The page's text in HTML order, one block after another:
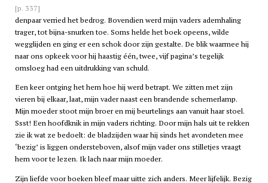
[p. 337]
denpaar verried het bedrog. Bovendien werd mijn vaders ademhaling
trager, tot bijna-snurken toe. Soms helde het boek opeens, wilde
wegglijden en ging er een schok door zijn gestalte. De blik waarmee hij
naar ons opkeek voor hij haastig één, twee, vijf pagina’s tegelijk
omsloeg had een uitdrukking van schuld.
Een keer ontging het hem hoe hij werd betrapt. We zitten met zijn
vieren bij elkaar, laat, mijn vader naast een brandende schemerlamp.
Mijn moeder stoot mijn broer en mij beurtelings aan vanuit haar stoel.
Ssst! Een hoofdknik in mijn vaders richting. Door mijn hals uit te rekken
zie ik wat ze bedoelt: de bladzijden waar hij sinds het avondeten mee
‘bezig’ is liggen ondersteboven, alsof mijn vader ons stilletjes vraagt
hem voor te lezen. Ik lach naar mijn moeder.
Zijn liefde voor boeken bleef maar uitte zich anders. Meer lijfelijk. Bezig